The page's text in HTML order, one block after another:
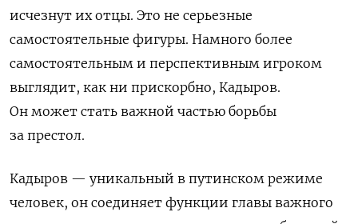
исчезнут их отцы. Это не серьезные
самостоятельные фигуры. Намного более
самостоятельным и перспективным игроком
выглядит, как ни прискорбно, Кадыров.
Он может стать важной частью борьбы
за престол.
Кадыров — уникальный в путинском режиме
человек, он соединяет функции главы важного